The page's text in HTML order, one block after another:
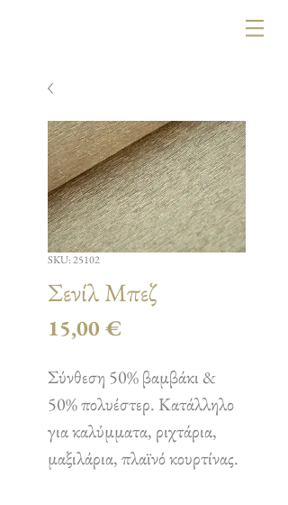
SKU: 25102
Σενίλ Μπεζ
15,00 €
Σύνθεση 50% βαμβάκι &
50% πολυέστερ. Κατάλληλο
για καλύμματα, ριχτάρια,
μαξιλάρια, πλαϊνό κουρτίνας.